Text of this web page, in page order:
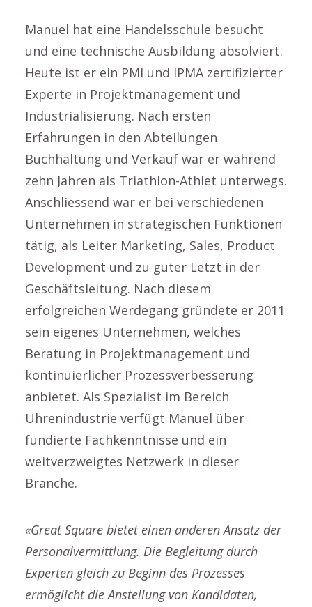
Manuel hat eine Handelsschule besucht
und eine technische Ausbildung absolviert.
Heute ist er ein PMI und IPMA zertifizierter
Experte in Projektmanagement und
Industrialisierung. Nach ersten
Erfahrungen in den Abteilungen
Buchhaltung und Verkauf war er während
zehn Jahren als Triathlon-Athlet unterwegs.
Anschliessend war er bei verschiedenen
Unternehmen in strategischen Funktionen
tätig, als Leiter Marketing, Sales, Product
Development und zu guter Letzt in der
Geschäftsleitung. Nach diesem
erfolgreichen Werdegang gründete er 2011
sein eigenes Unternehmen, welches
Beratung in Projektmanagement und
kontinuierlicher Prozessverbesserung
anbietet. Als Spezialist im Bereich
Uhrenindustrie verfügt Manuel über
fundierte Fachkenntnisse und ein
weitverzweigtes Netzwerk in dieser
Branche.
«Great Square bietet einen anderen Ansatz der
Personalvermittlung. Die Begleitung durch
Experten gleich zu Beginn des Prozesses
ermöglicht die Anstellung von Kandidaten,